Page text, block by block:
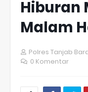
Hiburan
Malam
Polres Tanjab
0 Komentar